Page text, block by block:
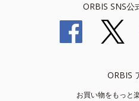
ORBIS SNS公
ORBIS
お買い物をもっと